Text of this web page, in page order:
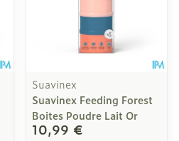
Suavinex
Suavinex Feeding Forest
Boites Poudre Lait Or
10,99 €